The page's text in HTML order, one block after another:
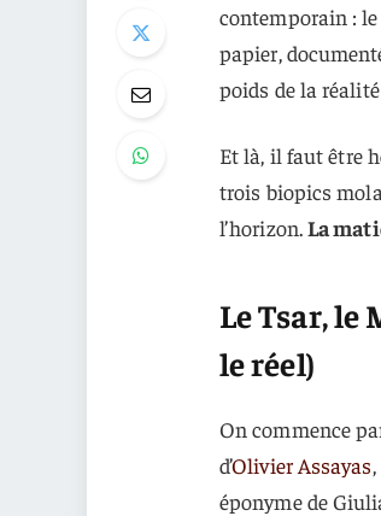
contemporain :
papier,
poids de la
Et là, il faut être
trois biopics
l’horizon.La
Le Tsar, le
le réel)
On commence
d’Olivier Assayas
éponyme de